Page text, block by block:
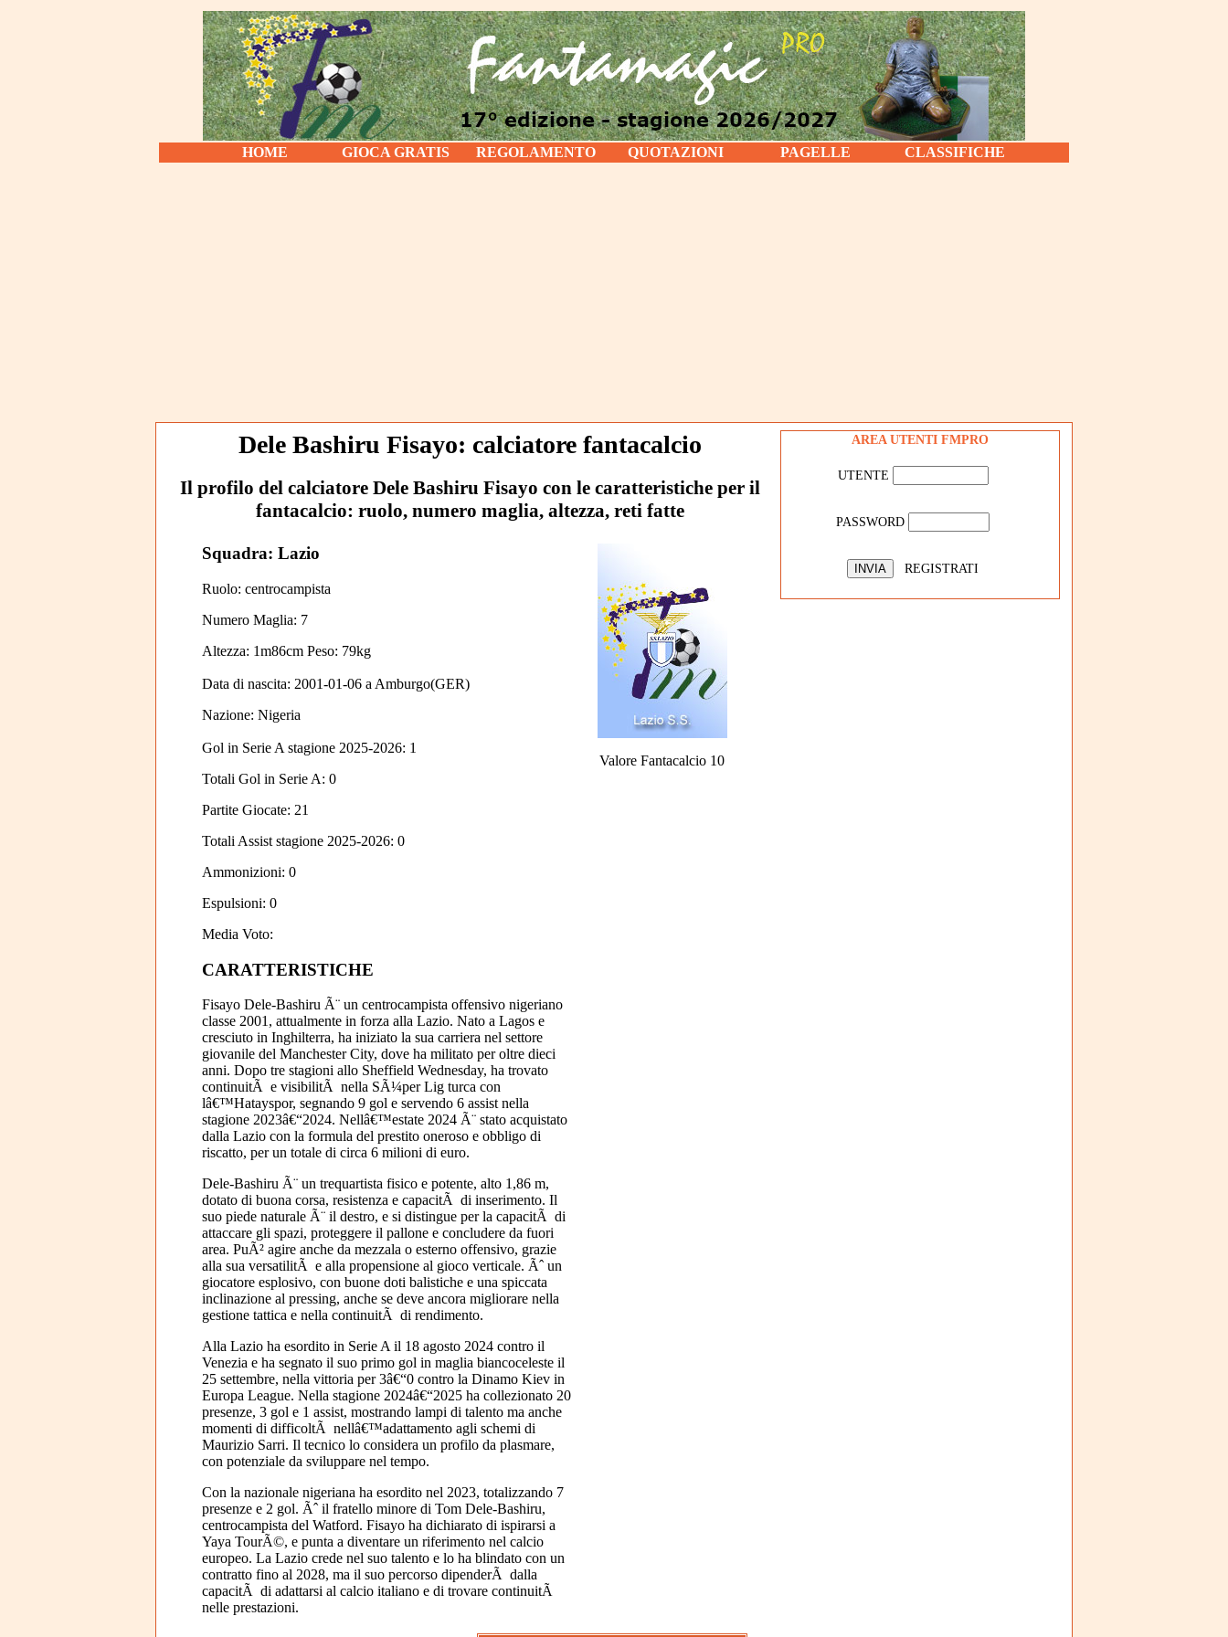
HOME GIOCA GRATIS REGOLAMENTO QUOTAZIONI PAGELLE CLASSIFICHE
Dele Bashiru Fisayo: calciatore fantacalcio
Il profilo del calciatore Dele Bashiru Fisayo con le caratteristiche per il
fantacalcio: ruolo, numero maglia, altezza, reti fatte
Squadra: Lazio
Ruolo: centrocampista
Numero Maglia: 7
Altezza: 1m86cm Peso: 79kg
Data di nascita: 2001-01-06 a Amburgo(GER)
Nazione: Nigeria
Gol in Serie A stagione 2025-2026: 1
Totali Gol in Serie A: 0
Partite Giocate: 21
Totali Assist stagione 2025-2026: 0
Ammonizioni: 0
Espulsioni: 0
Media Voto:
CARATTERISTICHE
Fisayo Dele-Bashiru Ã¨ un centrocampista offensivo nigeriano
classe 2001, attualmente in forza alla Lazio. Nato a Lagos e
cresciuto in Inghilterra, ha iniziato la sua carriera nel settore
giovanile del Manchester City, dove ha militato per oltre dieci
anni. Dopo tre stagioni allo Sheffield Wednesday, ha trovato
continuitÃ e visibilitÃ nella SÃ¼per Lig turca con
lâ€™Hatayspor, segnando 9 gol e servendo 6 assist nella
stagione 2023â€“2024. Nellâ€™estate 2024 Ã¨ stato acquistato
dalla Lazio con la formula del prestito oneroso e obbligo di
riscatto, per un totale di circa 6 milioni di euro.
Dele-Bashiru Ã¨ un trequartista fisico e potente, alto 1,86 m,
dotato di buona corsa, resistenza e capacitÃ di inserimento. Il
suo piede naturale Ã¨ il destro, e si distingue per la capacitÃ di
attaccare gli spazi, proteggere il pallone e concludere da fuori
area. PuÃ² agire anche da mezzala o esterno offensivo, grazie
alla sua versatilitÃ e alla propensione al gioco verticale. Ãˆ un
giocatore esplosivo, con buone doti balistiche e una spiccata
inclinazione al pressing, anche se deve ancora migliorare nella
gestione tattica e nella continuitÃ di rendimento.
Alla Lazio ha esordito in Serie A il 18 agosto 2024 contro il
Venezia e ha segnato il suo primo gol in maglia biancoceleste il
25 settembre, nella vittoria per 3â€“0 contro la Dinamo Kiev in
Europa League. Nella stagione 2024â€“2025 ha collezionato 20
presenze, 3 gol e 1 assist, mostrando lampi di talento ma anche
momenti di difficoltÃ nellâ€™adattamento agli schemi di
Maurizio Sarri. Il tecnico lo considera un profilo da plasmare,
con potenziale da sviluppare nel tempo.
Con la nazionale nigeriana ha esordito nel 2023, totalizzando 7
presenze e 2 gol. Ãˆ il fratello minore di Tom Dele-Bashiru,
centrocampista del Watford. Fisayo ha dichiarato di ispirarsi a
Yaya TourÃ©, e punta a diventare un riferimento nel calcio
europeo. La Lazio crede nel suo talento e lo ha blindato con un
contratto fino al 2028, ma il suo percorso dipenderÃ dalla
capacitÃ di adattarsi al calcio italiano e di trovare continuitÃ
nelle prestazioni.
Valore Fantacalcio 10
AREA UTENTI FMPRO
UTENTE
PASSWORD
REGISTRATI